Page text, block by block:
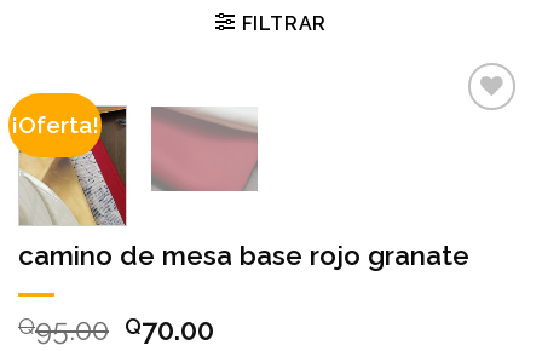
FILTRAR
¡Oferta!
camino de mesa base rojo granate
Q95.00 Q70.00